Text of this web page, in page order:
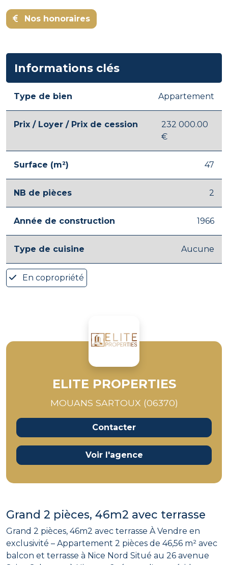
Nos honoraires
Informations clés
Type de bien Appartement
Prix / Loyer / Prix de cession
232 000.00
€
Surface (m²) 47
NB de pièces 2
Année de construction 1966
Type de cuisine Aucune
En copropriété
ELITE PROPERTIES
MOUANS SARTOUX (06370)
Contacter
Voir l'agence
Grand 2 pièces, 46m2 avec terrasse
Grand 2 pièces, 46m2 avec terrasse À Vendre en
exclusivité – Appartement 2 pièces de 46,56 m² avec
balcon et terrasse à Nice Nord Situé au 26 avenue